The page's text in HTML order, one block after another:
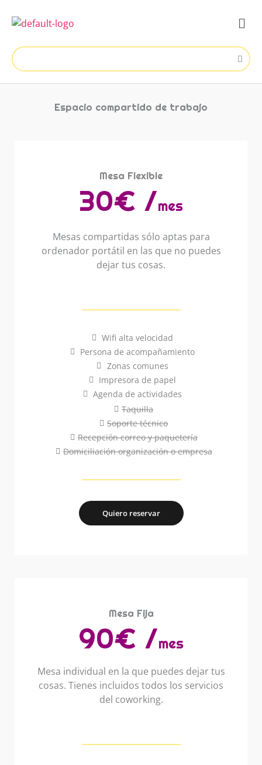
Espacio compartido de trabajo
Mesa Flexible
30€ /mes
Mesas compartidas sólo aptas para
ordenador portátil en las que no puedes
dejar tus cosas.
Wifi alta velocidad
Persona de acompañamiento
Zonas comunes
Impresora de papel
Agenda de actividades
Taquilla
Soporte técnico
Recepción correo y paquetería
Domiciliación organización o empresa
Quiero reservar
Mesa Fija
90€ /mes
Mesa individual en la que puedes dejar tus
cosas. Tienes incluidos todos los servicios
del coworking.